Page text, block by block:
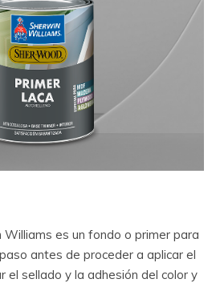
es un fondo o primer para
antes de proceder a aplicar el
el sellado y la adhesión del color y